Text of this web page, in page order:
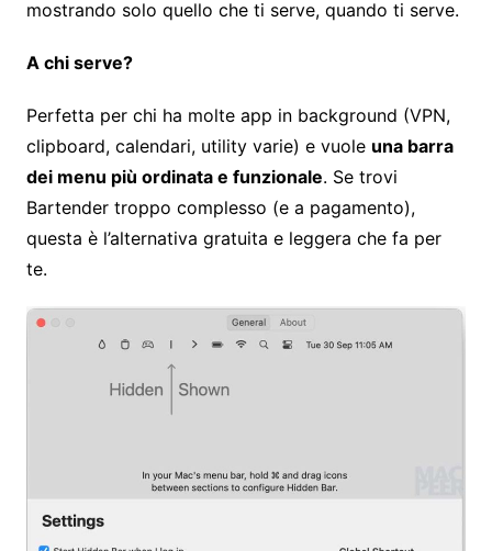
mostrando solo quello che ti serve, quando ti serve.
A chi serve?
Perfetta per chi ha molte app in background (VPN,
clipboard, calendari, utility varie) e vuole una barra
dei menu più ordinata e funzionale. Se trovi
Bartender troppo complesso (e a pagamento),
questa è l’alternativa gratuita e leggera che fa per
te.